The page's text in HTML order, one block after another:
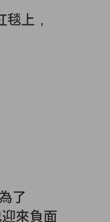
上，
了
來負面